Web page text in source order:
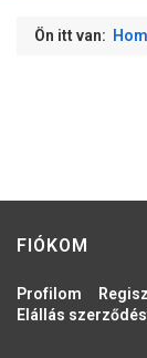
Ön itt van:
FIÓKOM
Profilom
Elállás